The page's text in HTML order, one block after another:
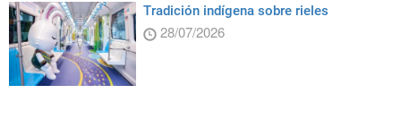
Tradición indígena sobre rieles
28/07/2026